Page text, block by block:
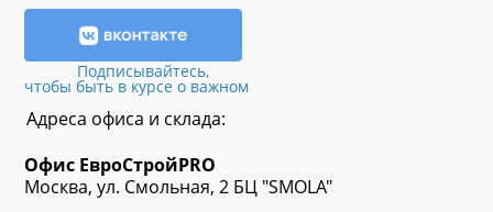
Подписывайтесь,
чтобы быть в курсе о важном
Адреса офиса и склада:
Офис ЕвроСтройPRO
Москва, ул. Смольная, 2 БЦ "SMOLA"